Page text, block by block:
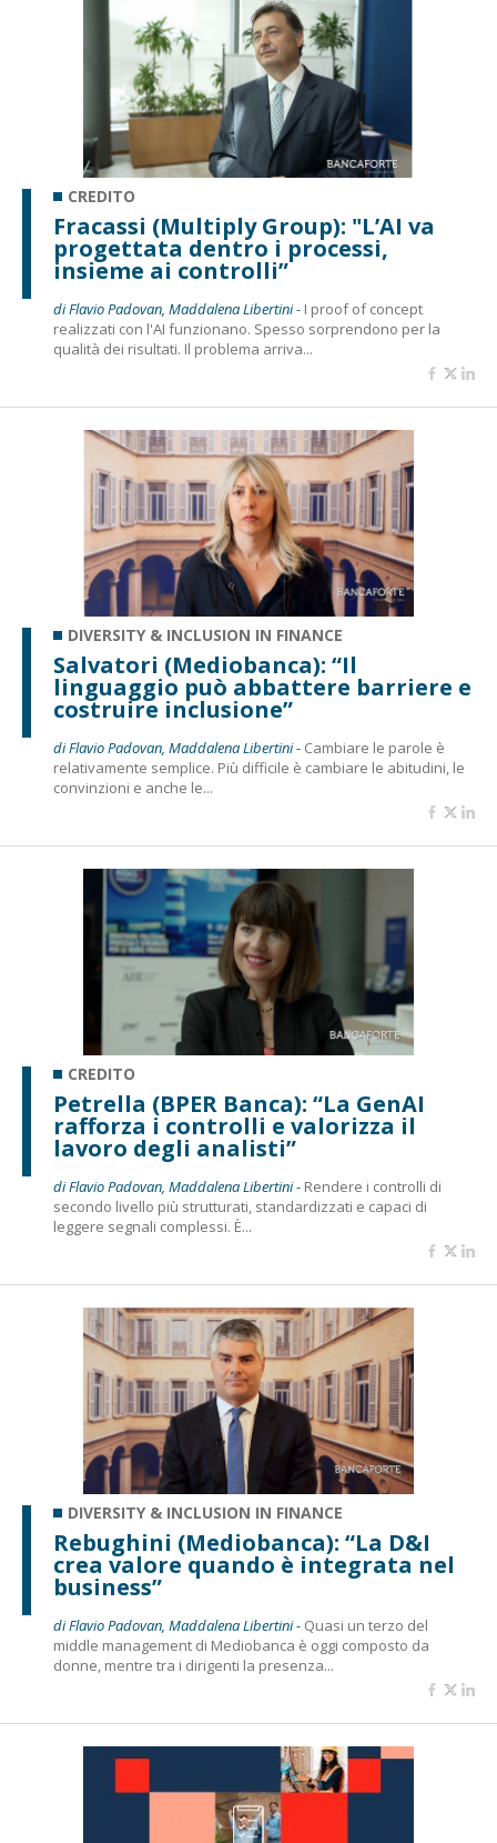
CREDITO
Fracassi (Multiply Group): "L’AI va
progettata dentro i processi,
insieme ai controlli”
di Flavio Padovan, Maddalena Libertini - I proof of concept
realizzati con l'AI funzionano. Spesso sorprendono per la
qualità dei risultati. Il problema arriva...
DIVERSITY & INCLUSION IN FINANCE
Salvatori (Mediobanca): “Il
linguaggio può abbattere barriere e
costruire inclusione”
di Flavio Padovan, Maddalena Libertini - Cambiare le parole è
relativamente semplice. Più difficile è cambiare le abitudini, le
convinzioni e anche le...
CREDITO
Petrella (BPER Banca): “La GenAI
rafforza i controlli e valorizza il
lavoro degli analisti”
di Flavio Padovan, Maddalena Libertini - Rendere i controlli di
secondo livello più strutturati, standardizzati e capaci di
leggere segnali complessi. È...
DIVERSITY & INCLUSION IN FINANCE
Rebughini (Mediobanca): “La D&I
crea valore quando è integrata nel
business”
di Flavio Padovan, Maddalena Libertini - Quasi un terzo del
middle management di Mediobanca è oggi composto da
donne, mentre tra i dirigenti la presenza...